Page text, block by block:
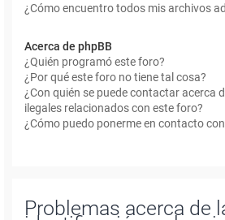
¿Cómo encuentro todos mis archivos
Acerca de phpBB
¿Quién programó este foro?
¿Por qué este foro no tiene tal cosa?
¿Con quién se puede contactar acerca
ilegales relacionados con este foro?
¿Cómo puedo ponerme en contacto
Problemas acerca de